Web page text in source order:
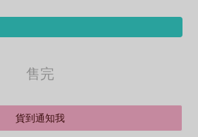
售完
貨到通知我